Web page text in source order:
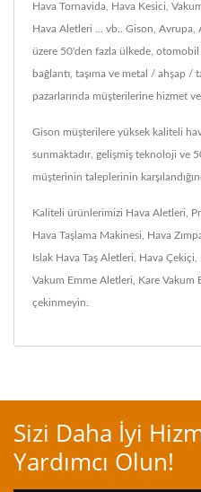
Hava Tornavida, Hava Kesici,
Hava Aletleri ... vb.. Gison, Avrupa,
üzere 50'den fazla ülkede, otomobil
bağlantı, taşıma ve metal / ahşap
pazarlarında müşterilerine hizmet
Gison müşterilere yüksek kaliteli
sunmaktadır, gelişmiş teknoloji ve
müşterinin taleplerinin
Kaliteli ürünlerimizi Hava Aletleri
Hava Taşlama Makinesi Hava
Islak Hava Taş Aletleri Hava Çekiçi
Vakum Emme Aletleri Kare Vakum
çekinmeyin.
Sizi Daha İyi
Yardımcı Olun!